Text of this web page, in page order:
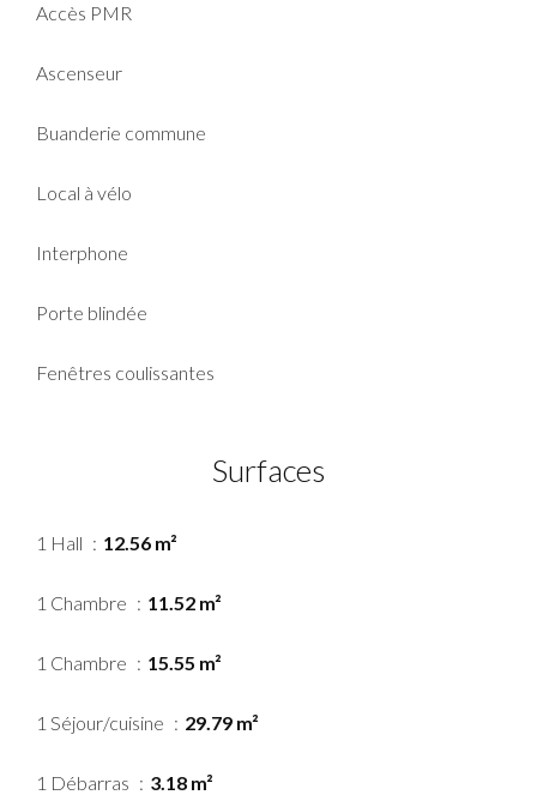
Accès PMR
Ascenseur
Buanderie commune
Local à vélo
Interphone
Porte blindée
Fenêtres coulissantes
Surfaces
1 Hall 12.56 m²
1 Chambre 11.52 m²
1 Chambre 15.55 m²
1 Séjour/cuisine 29.79 m²
1 Débarras 3.18 m²